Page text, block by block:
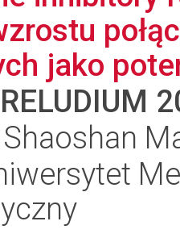
jako